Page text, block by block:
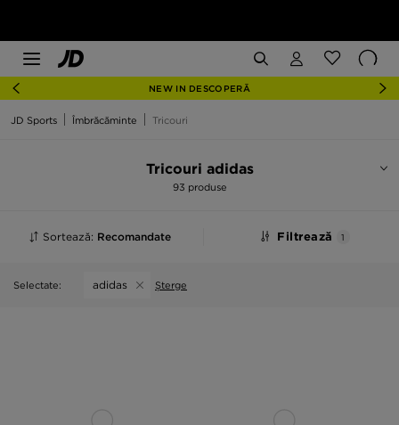
NEW IN DESCOPERĂ
JD Sports Îmbrăcăminte Tricouri
Tricouri adidas
93 produse
Sortează: Recomandate Filtrează 1
Selectate: adidas Șterge